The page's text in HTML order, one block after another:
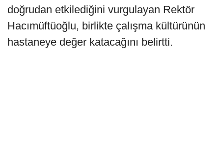
doğrudan etkilediğini vurgulayan Rektör
Hacımüftüoğlu, birlikte çalışma kültürünün
hastaneye değer katacağını belirtti.